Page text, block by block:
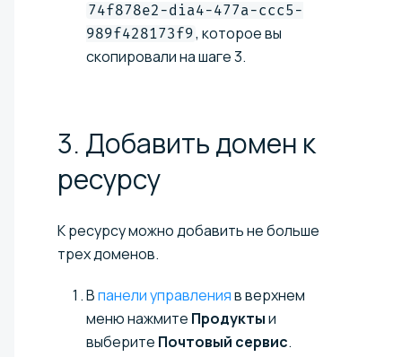
74f878e2-dia4-477a-ccc5-
989f428173f9, которое вы
скопировали на шаге 3.
3. Добавить домен к
ресурсу
К ресурсу можно добавить не больше
трех доменов.
Впанели управленияв верхнем
меню нажмите Продуктыи
выберите Почтовый сервис.